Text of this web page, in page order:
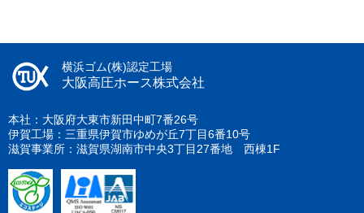
横浜ゴム(株)認定工場
大阪高圧ホース株式会社
本社：大阪府大東市新田中町7番26号
伊賀工場：三重県伊賀市ゆめが丘7丁目6番10号
滋賀事業所：滋賀県湖南市中央3丁目27番地 西棟1F